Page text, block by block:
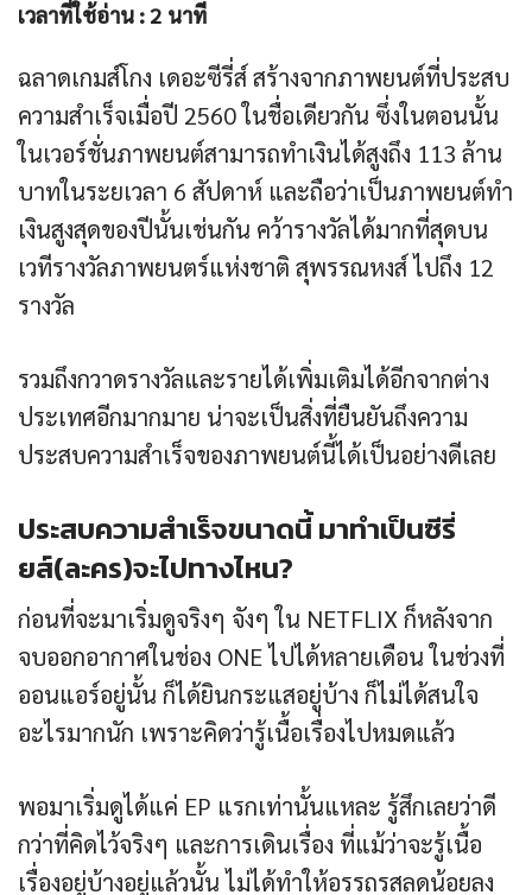
เวลาที่ใช้อ่าน :2 นาที
ฉลาดเกมส์โกง เดอะซีรี่ส์ สร้างจากภาพยนต์ที่ประสบ
ความสำเร็จเมื่อปี 2560 ในชื่อเดียวกัน ซึ่งในตอนนั้น
ในเวอร์ชั่นภาพยนต์สามารถทำเงินได้สูงถึง 113 ล้าน
บาทในระยเวลา 6 สัปดาห์ และถือว่าเป็นภาพยนต์ทำ
เงินสูงสุดของปีนั้นเช่นกัน คว้ารางวัลได้มากที่สุดบน
เวทีรางวัลภาพยนตร์แห่งชาติ สุพรรณหงส์ ไปถึง 12
รางวัล
รวมถึงกวาดรางวัลและรายได้เพิ่มเติมได้อีกจากต่าง
ประเทศอีกมากมาย น่าจะเป็นสิ่งที่ยืนยันถึงความ
ประสบความสำเร็จของภาพยนต์นี้ได้เป็นอย่างดีเลย
ประสบความสำเร็จขนาดนี้ มาทำเป็นซีรี่
ยส์(ละคร)จะไปทางไหน?
ก่อนที่จะมาเริ่มดูจริงๆ จังๆ ใน NETFLIX ก็หลังจาก
จบออกอากาศในช่อง ONE ไปได้หลายเดือน ในช่วงที่
ออนแอร์อยู่นั้น ก็ได้ยินกระแสอยู่บ้าง ก็ไม่ได้สนใจ
อะไรมากนัก เพราะคิดว่ารู้เนื้อเรื่องไปหมดแล้ว
พอมาเริ่มดูได้แค่ EP แรกเท่านั้นแหละ รู้สึกเลยว่าดี
กว่าที่คิดไว้จริงๆ และการเดินเรื่อง ที่แม้ว่าจะรู้เนื้อ
เรื่องอยู่บ้างอยู่แล้วนั้น ไม่ได้ทำให้อรรถรสลดน้อยลง